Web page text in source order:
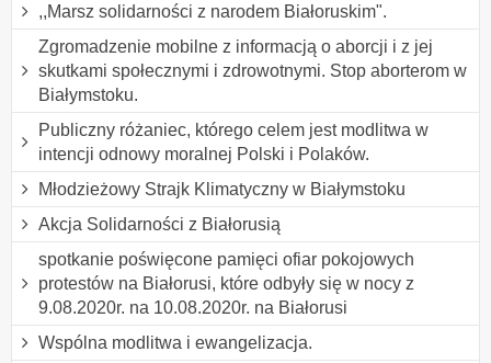
,,Marsz solidarności z narodem Białoruskim".
Zgromadzenie mobilne z informacją o aborcji i z jej
skutkami społecznymi i zdrowotnymi. Stop aborterom w
Białymstoku.
Publiczny różaniec, którego celem jest modlitwa w
intencji odnowy moralnej Polski i Polaków.
Młodzieżowy Strajk Klimatyczny w Białymstoku
Akcja Solidarności z Białorusią
spotkanie poświęcone pamięci ofiar pokojowych
protestów na Białorusi, które odbyły się w nocy z
9.08.2020r. na 10.08.2020r. na Białorusi
Wspólna modlitwa i ewangelizacja.